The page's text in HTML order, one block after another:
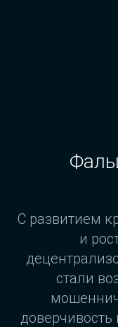
С развитием
и
стали